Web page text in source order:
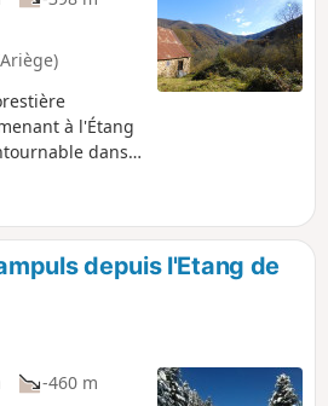
à l'Étang
dans
en (5), voir
depuis l'Etang de
-460 m